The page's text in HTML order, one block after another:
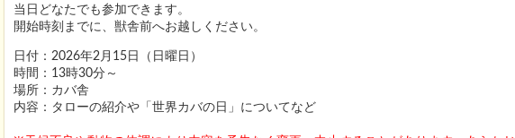
当日どなたでも参加できます。
開始時刻までに、獣舎前へお越しください。
日付：2026年2月15日（日曜日）
時間：13時30分～
場所：カバ舎
内容：タローの紹介や「世界カバの日」についてなど